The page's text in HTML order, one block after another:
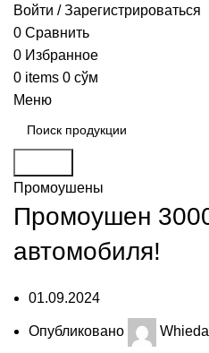
Войти / Зарегистрироваться
0 Сравнить
0 Избранное
0 items 0 сўм
Меню
Промоушены
Промоушен
автомобиля!
01.09.2024
Опубликовано Whieda